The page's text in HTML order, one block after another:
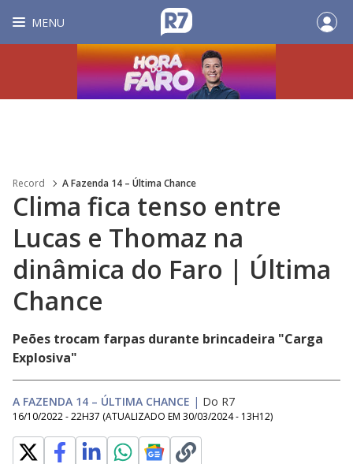
MENU
Record A Fazenda 14 – Última Chance
Clima fica tenso entre
Lucas e Thomaz na
dinâmica do Faro | Última
Chance
Peões trocam farpas durante brincadeira "Carga
Explosiva"
A FAZENDA 14 – ÚLTIMA CHANCE | Do R7
16/10/2022 - 22H37 (ATUALIZADO EM 30/03/2024 - 13H12)